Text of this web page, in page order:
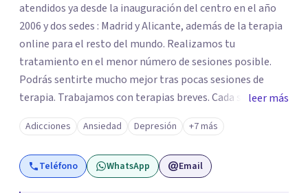
atendidos ya desde la inauguración del centro en el año
2006 y dos sedes : Madrid y Alicante, además de la terapia
online para el resto del mundo. Realizamos tu
tratamiento en el menor número de sesiones posible.
Podrás sentirte mucho mejor tras pocas sesiones de
terapia. Trabajamos con terapias breves. Cada sesión de
terapia te resultará de utilidad y te ayudará a conseguir
tus objetivos. Entre nuestras especialidades destaca la
terapia de pareja y sexual, así como el tratamiento de
problemas emocionales, obsesiones, ansiedad , estrés,
leer más
Adicciones Ansiedad Depresión +7 más
Teléfono WhatsApp Email